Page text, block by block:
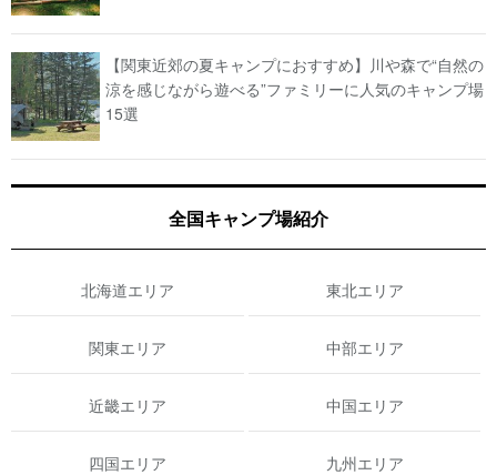
【関東近郊の夏キャンプにおすすめ】川や森で“自然の
涼を感じながら遊べる”ファミリーに人気のキャンプ場
15選
全国キャンプ場紹介
北海道エリア 東北エリア
関東エリア 中部エリア
近畿エリア 中国エリア
四国エリア 九州エリア